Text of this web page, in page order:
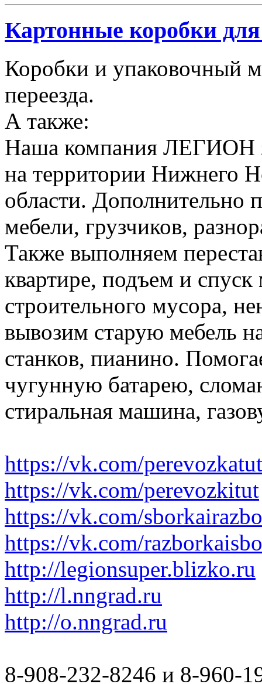
Картонные коробки для
Коробки и упаковочный
переезда.
А также:
Наша компания ЛЕГИОН
на территории Нижнего
области. Дополнительно
мебели, грузчиков,
Также выполняем
квартире, подъем и спуск
строительного мусора,
вывозим старую мебель
станков, пианино.
чугунную батарею,
стиральная машина,
https://vk.com/perevozkatut
https://vk.com/perevozkitut
https://vk.com/
https://vk.com/
http://legionsuper.blizko.ru
http://l.nngrad.ru
http://o.nngrad.ru
8-908-232-8246 и 8-960-